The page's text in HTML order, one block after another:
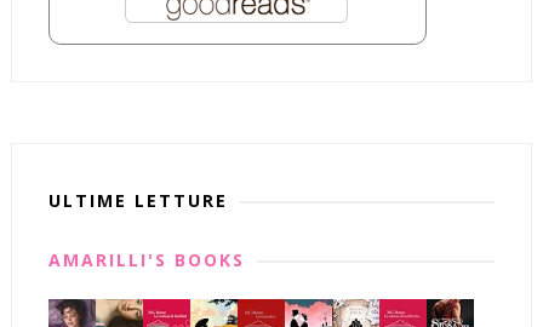
ULTIME LETTURE
AMARILLI'S BOOKS